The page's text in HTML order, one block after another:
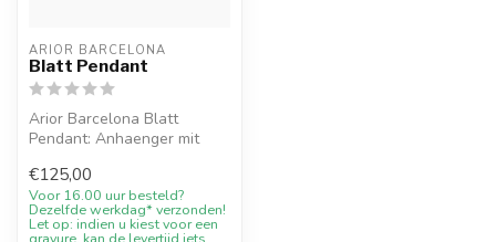
ARIOR BARCELONA
Blatt Pendant
Arior Barcelona Blatt
Pendant: Anhaenger mit
10% Wil...
€125,00
Voor 16.00 uur besteld?
Dezelfde werkdag* verzonden!
Let op: indien u kiest voor een
gravure, kan de levertijd iets